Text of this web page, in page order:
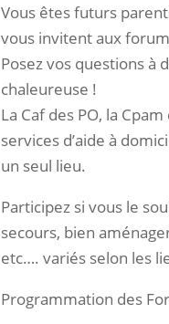
Vous êtes futurs
vous invitent aux
Posez vos questions à
chaleureuse !
La Caf des PO, la
services d’aide à
un seul lieu.
Participez si vous le
secours, bien
etc…. variés selon les
Programmation des